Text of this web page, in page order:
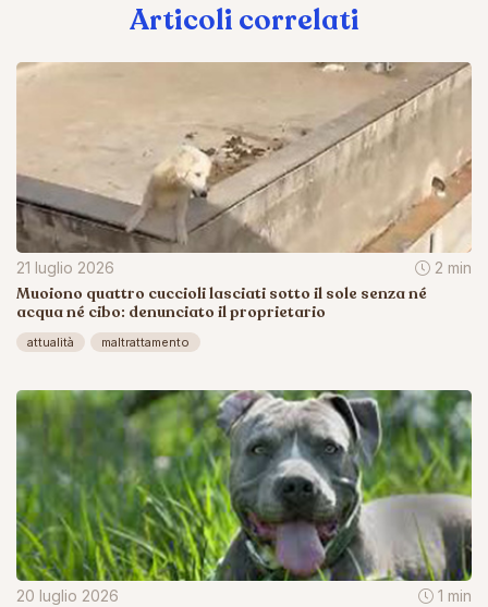
Articoli correlati
21 luglio 2026 2 min
Muoiono quattro cuccioli lasciati sotto il sole senza né
acqua né cibo: denunciato il proprietario
attualità maltrattamento
20 luglio 2026 1 min